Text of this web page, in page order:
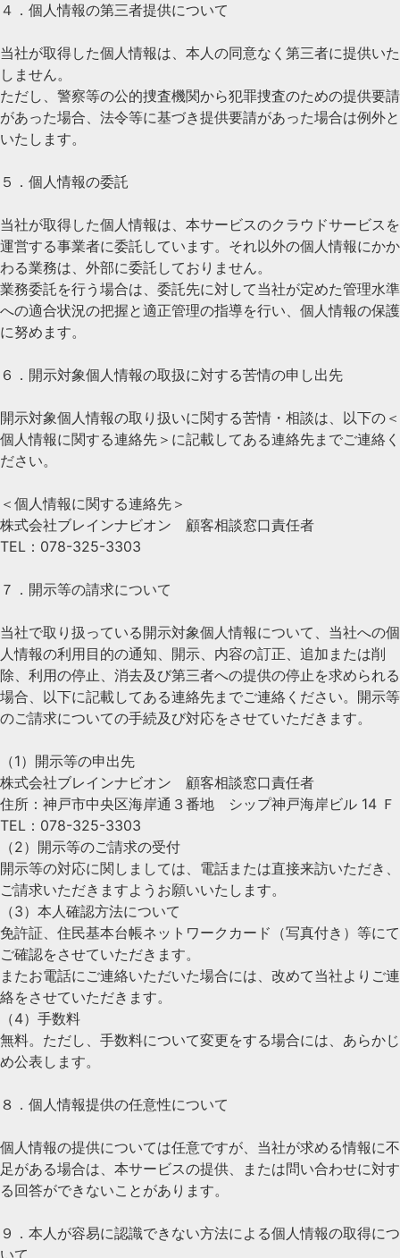
４．個人情報の第三者提供について
当社が取得した個人情報は、本人の同意なく第三者に提供いた
しません。
ただし、警察等の公的捜査機関から犯罪捜査のための提供要請
があった場合、法令等に基づき提供要請があった場合は例外と
いたします。
５．個人情報の委託
当社が取得した個人情報は、本サービスのクラウドサービスを
運営する事業者に委託しています。それ以外の個人情報にかか
わる業務は、外部に委託しておりません。
業務委託を行う場合は、委託先に対して当社が定めた管理水準
への適合状況の把握と適正管理の指導を行い、個人情報の保護
に努めます。
６．開示対象個人情報の取扱に対する苦情の申し出先
開示対象個人情報の取り扱いに関する苦情・相談は、以下の＜
個人情報に関する連絡先＞に記載してある連絡先までご連絡く
ださい。
＜個人情報に関する連絡先＞
株式会社ブレインナビオン 顧客相談窓口責任者
TEL：078-325-3303
７．開示等の請求について
当社で取り扱っている開示対象個人情報について、当社への個
人情報の利用目的の通知、開示、内容の訂正、追加または削
除、利用の停止、消去及び第三者への提供の停止を求められる
場合、以下に記載してある連絡先までご連絡ください。開示等
のご請求についての手続及び対応をさせていただきます。
（1）開示等の申出先
株式会社ブレインナビオン 顧客相談窓口責任者
住所：神戸市中央区海岸通３番地 シップ神戸海岸ビル 14 Ｆ
TEL：078-325-3303
（2）開示等のご請求の受付
開示等の対応に関しましては、電話または直接来訪いただき、
ご請求いただきますようお願いいたします。
（3）本人確認方法について
免許証、住民基本台帳ネットワークカード（写真付き）等にて
ご確認をさせていただきます。
またお電話にご連絡いただいた場合には、改めて当社よりご連
絡をさせていただきます。
（4）手数料
無料。ただし、手数料について変更をする場合には、あらかじ
め公表します。
８．個人情報提供の任意性について
個人情報の提供については任意ですが、当社が求める情報に不
足がある場合は、本サービスの提供、または問い合わせに対す
る回答ができないことがあります。
９．本人が容易に認識できない方法による個人情報の取得につ